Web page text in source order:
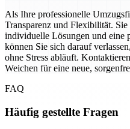
Als Ihre professionelle
Transparenz und Flexibilität. Sie
individuelle Lösungen und eine
können Sie sich darauf
ohne Stress abläuft.
Weichen für eine neue,
FAQ
Häufig gestellte Fragen